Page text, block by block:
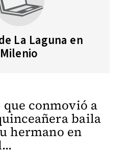
La Laguna en
Milenio
conmovió a
baila
hermano en